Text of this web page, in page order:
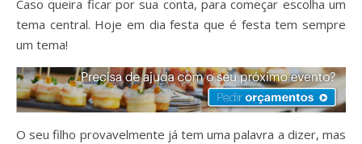
Caso queira ficar por sua conta, para começar escolha um
tema central. Hoje em dia festa que é festa tem sempre
um tema!
O seu filho provavelmente já tem uma palavra a dizer, mas